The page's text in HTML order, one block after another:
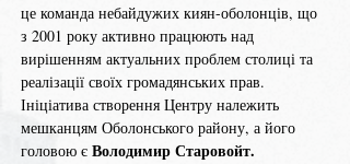
це команда небайдужих киян-оболонців, що
з 2001 року активно працюють над
вирішенням актуальних проблем столиці та
реалізації своїх громадянських прав.
Ініціатива створення Центру належить
мешканцям Оболонського району, а його
головою є Володимир Старовойт.